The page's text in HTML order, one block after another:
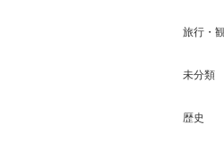
旅行・
未分類
歴史